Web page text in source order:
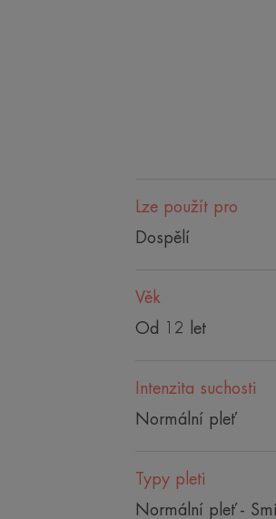
Lze použít pro
Dospělí
Věk
Od 12 let
Intenzita suchosti
Normální pleť
Typy pleti
Normální pleť -